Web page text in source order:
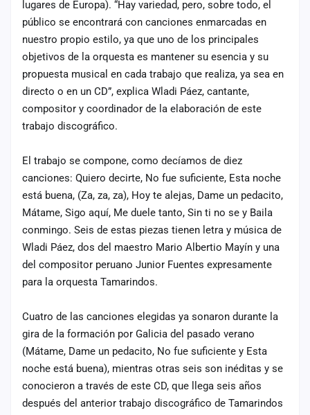
lugares de Europa). “Hay variedad, pero, sobre todo, el
público se encontrará con canciones enmarcadas en
nuestro propio estilo, ya que uno de los principales
objetivos de la orquesta es mantener su esencia y su
propuesta musical en cada trabajo que realiza, ya sea en
directo o en un CD”, explica Wladi Páez, cantante,
compositor y coordinador de la elaboración de este
trabajo discográfico.
El trabajo se compone, como decíamos de diez
canciones: Quiero decirte, No fue suficiente, Esta noche
está buena, (Za, za, za), Hoy te alejas, Dame un pedacito,
Mátame, Sigo aquí, Me duele tanto, Sin ti no se y Baila
conmingo. Seis de estas piezas tienen letra y música de
Wladi Páez, dos del maestro Mario Albertio Mayín y una
del compositor peruano Junior Fuentes expresamente
para la orquesta Tamarindos.
Cuatro de las canciones elegidas ya sonaron durante la
gira de la formación por Galicia del pasado verano
(Mátame, Dame un pedacito, No fue suficiente y Esta
noche está buena), mientras otras seis son inéditas y se
conocieron a través de este CD, que llega seis años
después del anterior trabajo discográfico de Tamarindos